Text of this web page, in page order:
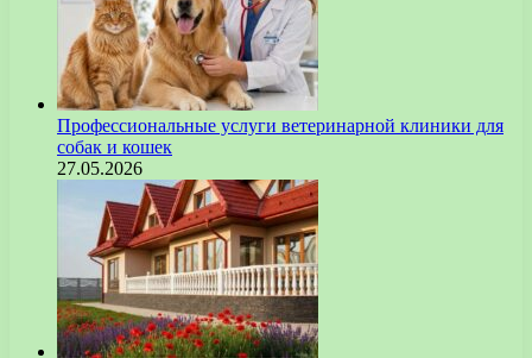
Профессиональные услуги ветеринарной клиники для
собак и кошек
27.05.2026